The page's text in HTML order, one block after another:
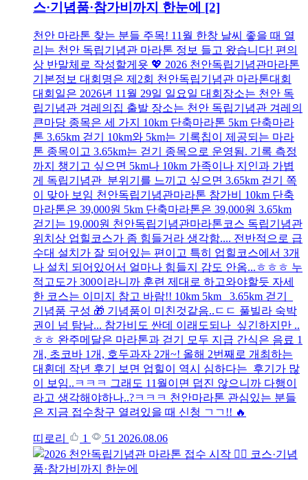
스·기념품·참가비까지 한눈에 [2]
천안 마라톤 찾는 분들 주목! 11월 한창 날씨 좋을 때 열
리는 천안 독립기념관 마라톤 정보 들고 왔습니다! 편의
상 반말체로 작성할게욧 💖 2026 천안독립기념관마라톤
기본정보 대회명은 제2회 천안독립기념관 마라톤대회
대회일은 2026년 11월 29일 일요일 대회장소는 천안 독
립기념관 겨레의집 출발 장소는 천안 독립기념관 겨레의
큰마당 종목은 세 가지 10km 단축마라톤 5km 단축마라
톤 3.65km 걷기 10km와 5km는 기록칩이 제공되는 마라
톤 종목이고 3.65km는 걷기 종목으로 운영됨. 기록 측정
까지 챙기고 싶으면 5km나 10km 가족이나 지인과 가볍
게 독립기념관 분위기를 느끼고 싶으면 3.65km 걷기 쪽
이 맞아 보임 천안독립기념관마라톤 참가비 10km 단축
마라톤은 39,000원 5km 단축마라톤은 39,000원 3.65km
걷기는 19,000원 천안독립기념관마라톤코스 독립기념관
위치상 업힐코스가 좀 힘들거라 생각함.... 전반적으로 급
수대 설치가 잘 되어있는 편이고 특히 업힐코스에서 3개
나 설치 되어있어서 얼마나 힘들지 감도 안옴...ㅎㅎㅎ 누
적고도가 300이라니까 훈련 제대로 하고와야할듯 자세
한 코스는 이미지 참고 바람!! 10km 5km 3.65km 걷기
기념품 구성 🎁 기념품이 미친것같음..ㄷㄷ 풀빌라 숙박
권이 넘 탐남... 참가비도 싼데 이래도되나 싶긴하지만 ..
ㅎㅎ 완주메달은 마라톤과 걷기 모두 지급 간식은 음료 1
개, 초코바 1개, 호두과자 2개~! 올해 2번째로 개최하는
대횐데 작년 후기 보면 업힐이 역시 심하다는 후기가 많
이 보임..ㅋㅋㅋ 그래도 11월이면 덥진 않으니까 다행이
라고 생각해야하나..?ㅋㅋㅋ 천안마라톤 관심있는 분들
은 지금 접수창구 열려있을 때 신청 ㄱㄱ!! 🔥
띠로리 1 51 2026.08.06